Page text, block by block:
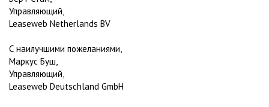
Управляющий,
Leaseweb Netherlands BV
С наилучшими пожеланиями,
Маркус Буш,
Управляющий,
Leaseweb Deutschland GmbH